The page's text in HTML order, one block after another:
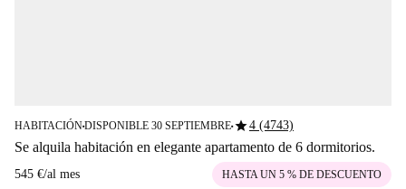
HABITACIÓN■DISPONIBLE 30 SEPTIEMBRE■star4 (4743)
Se alquila habitación en elegante apartamento de 6 dormitorios.
545 €/al mes HASTA UN 5 % DE DESCUENTO